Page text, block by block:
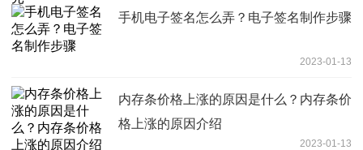
手机电子签名怎么弄？电子签名制作步骤
2023-01-13
内存条价格上涨的原因是什么？内存条价
格上涨的原因介绍
2023-01-13